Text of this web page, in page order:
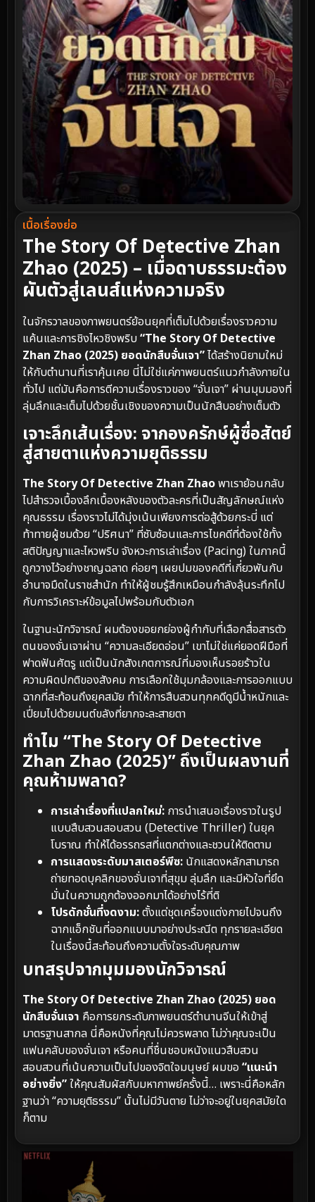
เนื้อเรื่องย่อ
The Story Of Detective Zhan
Zhao (2025) – เมื่อดาบธรรมะต้อง
ผันตัวสู่เลนส์แห่งความจริง
ในจักรวาลของภาพยนตร์ย้อนยุคที่เต็มไปด้วยเรื่องราวความ
แค้นและการชิงไหวชิงพริบ“The Story Of Detective
Zhan Zhao (2025) ยอดนักสืบจั่นเจา”ได้สร้างนิยามใหม่
ให้กับตำนานที่เราคุ้นเคย นี่ไม่ใช่แค่ภาพยนตร์แนวกำลังภายใน
ทั่วไป แต่มันคือการตีความเรื่องราวของ “จั่นเจา” ผ่านมุมมองที่
ลุ่มลึกและเต็มไปด้วยชั้นเชิงของความเป็นนักสืบอย่างเต็มตัว
เจาะลึกเส้นเรื่อง: จากองครักษ์ผู้ซื่อสัตย์
สู่สายตาแห่งความยุติธรรม
The Story Of Detective Zhan Zhaoพาเราย้อนกลับ
ไปสำรวจเบื้องลึกเบื้องหลังของตัวละครที่เป็นสัญลักษณ์แห่ง
คุณธรรม เรื่องราวไม่ได้มุ่งเน้นเพียงการต่อสู้ด้วยกระบี่ แต่
ท้าทายผู้ชมด้วย “ปริศนา” ที่ซับซ้อนและการไขคดีที่ต้องใช้ทั้ง
สติปัญญาและไหวพริบ จังหวะการเล่าเรื่อง (Pacing) ในภาคนี้
ถูกวางไว้อย่างชาญฉลาด ค่อยๆ เผยปมของคดีที่เกี่ยวพันกับ
อำนาจมืดในราชสำนัก ทำให้ผู้ชมรู้สึกเหมือนกำลังลุ้นระทึกไป
กับการวิเคราะห์ข้อมูลไปพร้อมกับตัวเอก
ในฐานะนักวิจารณ์ ผมต้องขอยกย่องผู้กำกับที่เลือกสื่อสารตัว
ตนของจั่นเจาผ่าน “ความละเอียดอ่อน” เขาไม่ใช่แค่ยอดฝีมือที่
ฟาดฟันศัตรู แต่เป็นนักสังเกตการณ์ที่มองเห็นรอยร้าวใน
ความผิดปกติของสังคม การเลือกใช้มุมกล้องและการออกแบบ
ฉากที่สะท้อนถึงยุคสมัย ทำให้การสืบสวนทุกคดีดูมีน้ำหนักและ
เปี่ยมไปด้วยมนต์ขลังที่ยากจะละสายตา
ทำไม “The Story Of Detective
Zhan Zhao (2025)” ถึงเป็นผลงานที่
คุณห้ามพลาด?
การเล่าเรื่องที่แปลกใหม่: การนำเสนอเรื่องราวในรูป
แบบสืบสวนสอบสวน (Detective Thriller) ในยุค
โบราณ ทำให้ได้อรรถรสที่แตกต่างและชวนให้ติดตาม
การแสดงระดับมาสเตอร์พีซ: นักแสดงหลักสามารถ
ถ่ายทอดบุคลิกของจั่นเจาที่สุขุม ลุ่มลึก และมีหัวใจที่ยึด
มั่นในความถูกต้องออกมาได้อย่างไร้ที่ติ
โปรดักชั่นที่งดงาม:ตั้งแต่ชุดเครื่องแต่งกายไปจนถึง
ฉากแอ็กชันที่ออกแบบมาอย่างประณีต ทุกรายละเอียด
ในเรื่องนี้สะท้อนถึงความตั้งใจระดับคุณภาพ
บทสรุปจากมุมมองนักวิจารณ์
The Story Of Detective Zhan Zhao (2025) ยอด
นักสืบจั่นเจา คือการยกระดับภาพยนตร์ตำนานจีนให้เข้าสู่
มาตรฐานสากล นี่คือหนังที่คุณไม่ควรพลาด ไม่ว่าคุณจะเป็น
แฟนคลับของจั่นเจา หรือคนที่ชื่นชอบหนังแนวสืบสวน
สอบสวนที่เน้นความเป็นไปของจิตใจมนุษย์ ผมขอ “แนะนำ
อย่างยิ่ง”ให้คุณสัมผัสกับมหากาพย์ครั้งนี้… เพราะนี่คือหลัก
ฐานว่า “ความยุติธรรม” นั้นไม่มีวันตาย ไม่ว่าจะอยู่ในยุคสมัยใด
ก็ตาม